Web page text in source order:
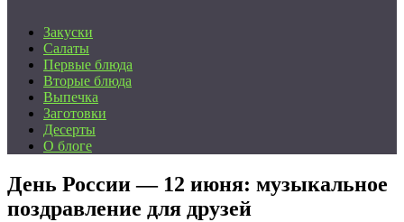
Закуски
Салаты
Первые блюда
Вторые блюда
Выпечка
Заготовки
Десерты
О блоге
День России — 12 июня: музыкальное
поздравление для друзей